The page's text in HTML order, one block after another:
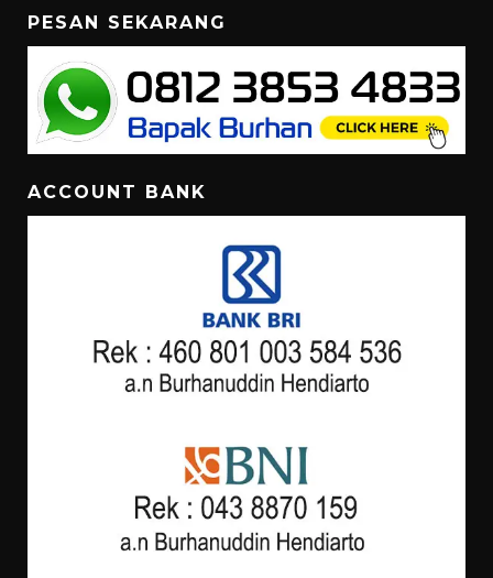
PESAN SEKARANG
ACCOUNT BANK